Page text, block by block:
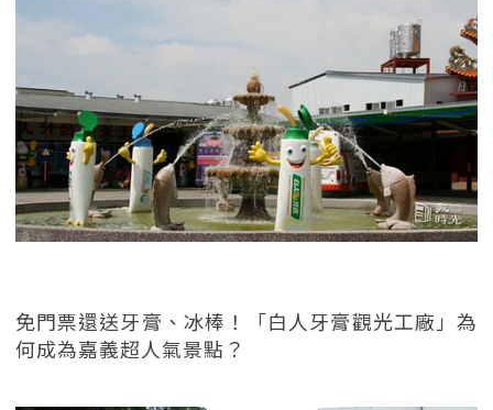
免門票還送牙膏、冰棒！「白人牙膏觀光工廠」為
何成為嘉義超人氣景點？